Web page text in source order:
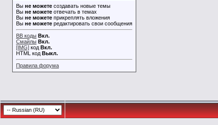
Вы не можете создавать новые темы
Вы не можете отвечать в темах
Вы не можете прикреплять вложения
Вы не можете редактировать свои сообщения
BB коды Вкл.
Смайлы Вкл.
[IMG] код Вкл.
HTML код Выкл.
Правила форума